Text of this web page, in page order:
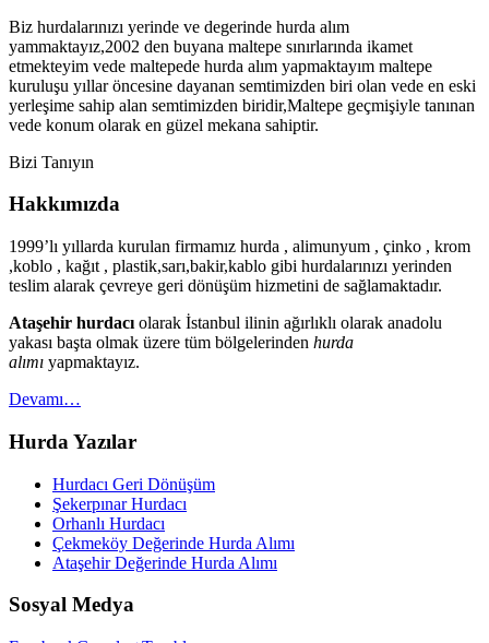
Biz hurdalarınızı yerinde ve degerinde hurda alım
yammaktayız,2002 den buyana maltepe sınırlarında ikamet
etmekteyim vede maltepede hurda alım yapmaktayım maltepe
kuruluşu yıllar öncesine dayanan semtimizden biri olan vede en eski
yerleşime sahip alan semtimizden biridir,Maltepe geçmişiyle tanınan
vede konum olarak en güzel mekana sahiptir.
Bizi Tanıyın
Hakkımızda
1999’lı yıllarda kurulan firmamız hurda , alimunyum , çinko , krom
,koblo , kağıt , plastik,sarı,bakir,kablo gibi hurdalarınızı yerinden
teslim alarak çevreye geri dönüşüm hizmetini de sağlamaktadır.
Ataşehir hurdacı olarak İstanbul ilinin ağırlıklı olarak anadolu
yakası başta olmak üzere tüm bölgelerinden hurda
alımı yapmaktayız.
Devamı…
Hurda Yazılar
Hurdacı Geri Dönüşüm
Şekerpınar Hurdacı
Orhanlı Hurdacı
Çekmeköy Değerinde Hurda Alımı
Ataşehir Değerinde Hurda Alımı
Sosyal Medya